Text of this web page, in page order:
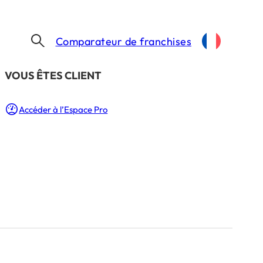
​VOUS ÊTES CLIENT
Accéder à l’Espace Pro
Comparateur de franchises
grâce